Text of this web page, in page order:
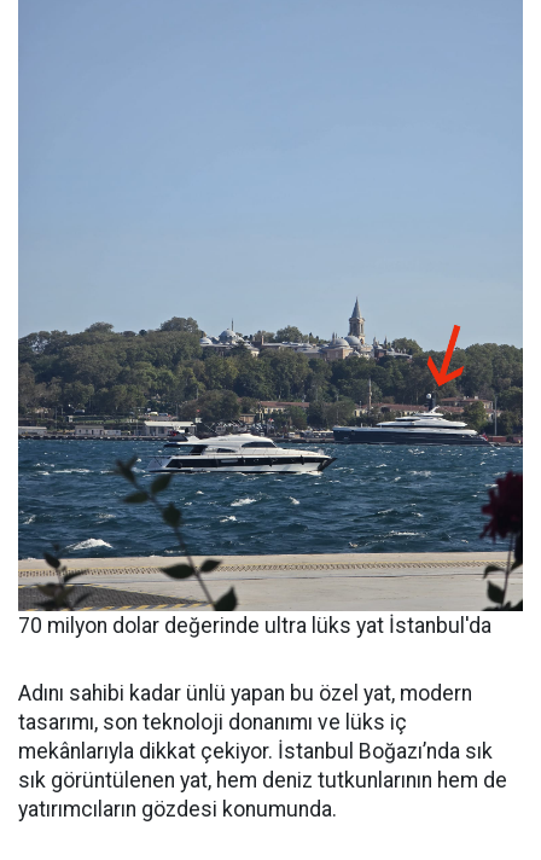
70 milyon dolar değerinde ultra lüks yat İstanbul'da
Adını sahibi kadar ünlü yapan bu özel yat, modern
tasarımı, son teknoloji donanımı ve lüks iç
mekânlarıyla dikkat çekiyor. İstanbul Boğazı’nda sık
sık görüntülenen yat, hem deniz tutkunlarının hem de
yatırımcıların gözdesi konumunda.